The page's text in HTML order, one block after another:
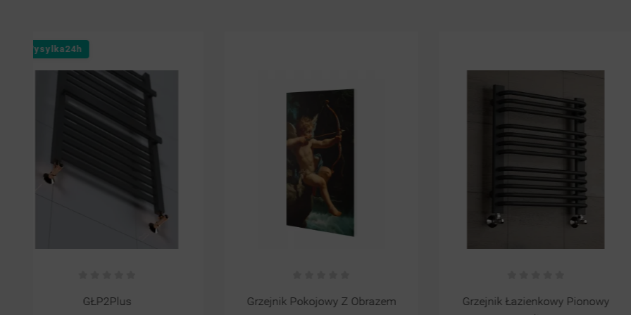
Grzejnik Pokojowy Z Obrazem
Grzejnik Łazienkowy Pionowy
Grzejnik Łazienkowy ZENIT -